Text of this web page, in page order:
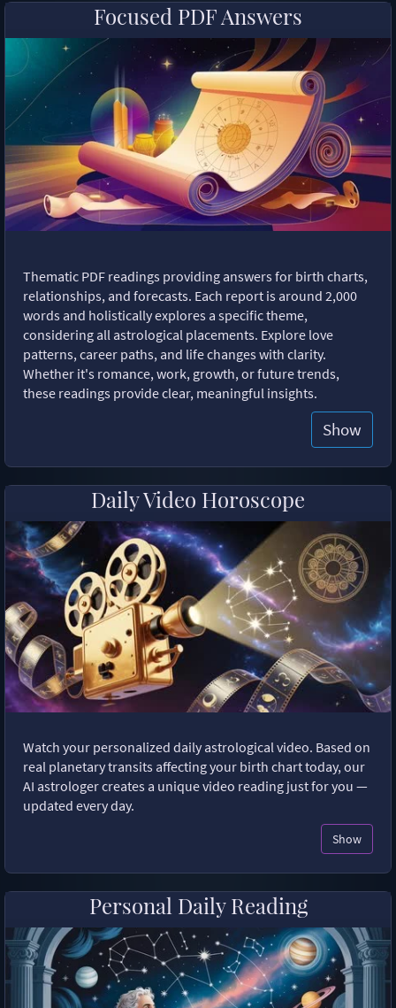
Focused PDF Answers
Thematic PDF readings providing answers for birth charts,
relationships, and forecasts. Each report is around 2,000
words and holistically explores a specific theme,
considering all astrological placements. Explore love
patterns, career paths, and life changes with clarity.
Whether it's romance, work, growth, or future trends,
these readings provide clear, meaningful insights.
Show
Daily Video Horoscope
Watch your personalized daily astrological video. Based on
real planetary transits affecting your birth chart today, our
AI astrologer creates a unique video reading just for you —
updated every day.
Show
Personal Daily Reading